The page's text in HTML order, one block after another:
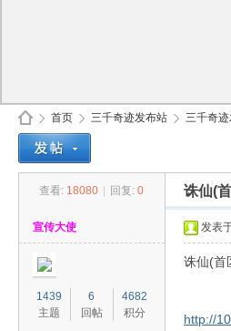
首页
›
三千奇迹发布站 三千奇迹
查看: 18080 回复: 0 诛仙(
宣传大使
1439
主题
6
回帖
4682
积分
发表
诛仙(首
http://